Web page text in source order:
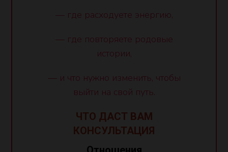
— где расходуете энергию,
— где повторяете родовые
истории,
— и что нужно изменить, чтобы
выйти на свой путь.
ЧТО ДАСТ ВАМ
КОНСУЛЬТАЦИЯ